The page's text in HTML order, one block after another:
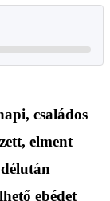
családos
elment
ebédet